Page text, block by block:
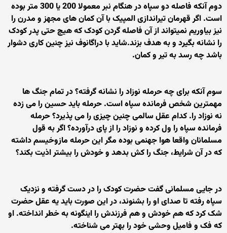
دوم آنکه فاصله دو سپاه در هنگام نبر معمولا 200 یا 300 متر بوده
است. اگر قهرمان تیراندازی المپیک با آن کمان های مجهز و مدرن را
نیز بیاوریم نمیتواند از آن فاصله گردن کودک که هیچ حتی پدر کودک
را نشانه بگیرد و به هدف بزند.شاید با دراگانوف نیز چنین کاری دشوار
باشد چه رسد به تیر و کمان.
سوم آنکه برای چه حرمله نوزاد را نشانه گرفته؟ در تمام جنگ ها
مهمترین شخص فرمانده سپاه است. حرمله باید حسین را می زده
نه نوزاد را. کدام عقل سالمی چنین چیزی را می پذیرد؟ حرمله
فرمانده سپاه را ول کرده و نوزاد را از پای درآورده؟ اگر به قول
مسلمانان واقعا هوا جهنمی بوده مگر این حرمله مازوخیسم داشته
که در آن شرایط، جنگ را کش بدهد و خودش را بیشتر اذیت بکند؟
در جایی مسلمانی گفت حضرت کودک را در دست گرفته و نزدیک
سپاه رفته تا صدای او را بشنوند، در این صورت باید یه عقل حضرت
شک کرد که هم خودش و هم فرزندش را اینگونه به خطر انداخته. او
که فک و فامیل وحشی خود را بهتر می شناخته.